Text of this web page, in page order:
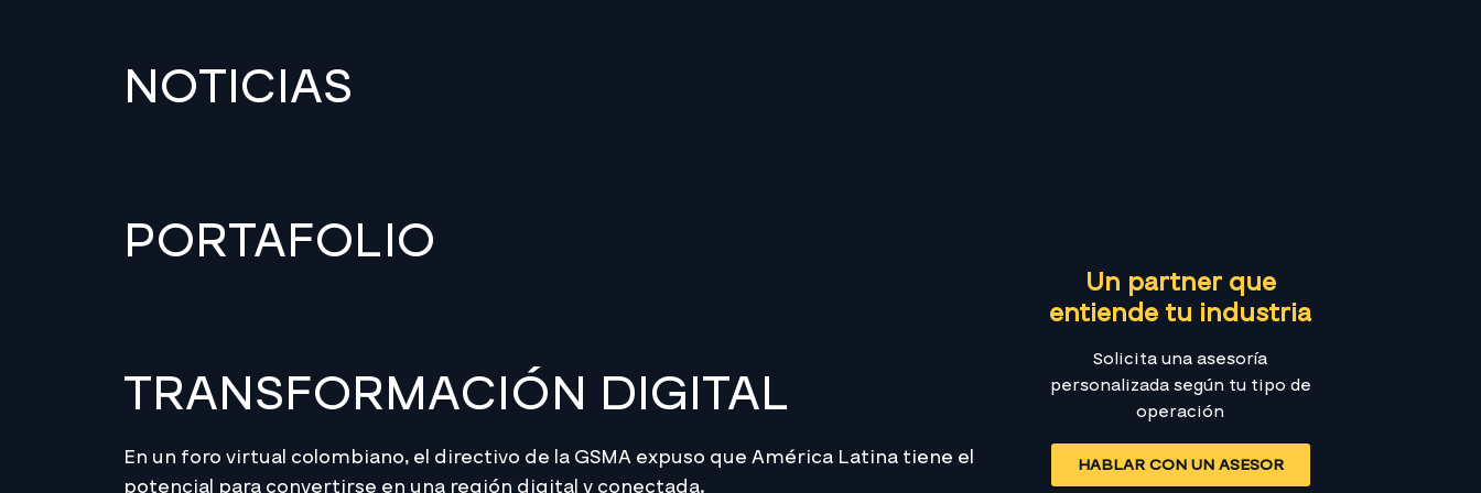
NOTICIAS
PORTAFOLIO
TRANSFORMACIÓN DIGITAL
En un foro virtual colombiano, el directivo de la GSMA expuso que América Latina tiene el
potencial para convertirse en una región digital y conectada.
Un partner que
entiende tu industria
Solicita una asesoría
personalizada según tu tipo de
operación
HABLAR CON UN ASESOR